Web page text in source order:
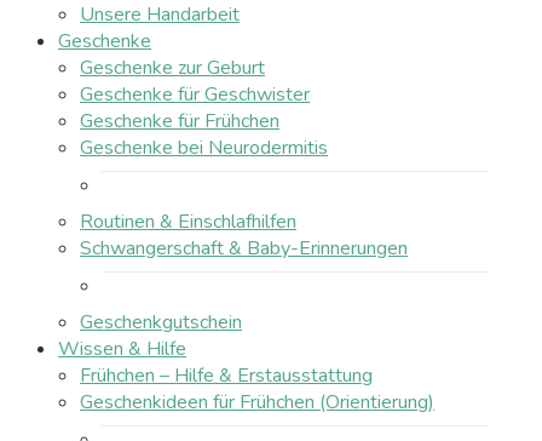
Unsere Handarbeit
Geschenke
Geschenke zur Geburt
Geschenke für Geschwister
Geschenke für Frühchen
Geschenke bei Neurodermitis
Routinen & Einschlafhilfen
Schwangerschaft & Baby-Erinnerungen
Geschenkgutschein
Wissen & Hilfe
Frühchen – Hilfe & Erstausstattung
Geschenkideen für Frühchen (Orientierung)